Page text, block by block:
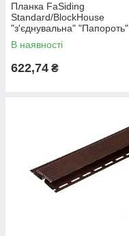
Планка FaSiding
Standard/BlockHouse
"з'єднувальна" "Папороть"
В наявності
622,74 ₴